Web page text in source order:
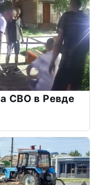
СВО в Ревде